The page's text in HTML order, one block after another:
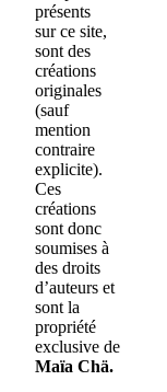
présents
sur ce site,
sont des
créations
originales
(sauf
mention
contraire
explicite).
Ces
créations
sont donc
soumises à
des droits
d’auteurs et
sont la
propriété
exclusive de
Maïa Chä.